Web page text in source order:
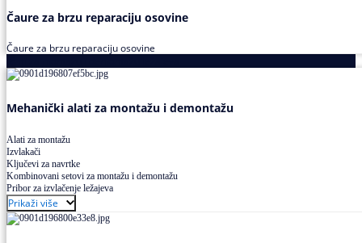
Čaure za brzu reparaciju osovine
Čaure za brzu reparaciju osovine
Mehanički alati za montažu i demontažu
Alati za montažu
Izvlakači
Ključevi za navrtke
Kombinovani setovi za montažu i demontažu
Pribor za izvlačenje ležajeva
Prikaži više